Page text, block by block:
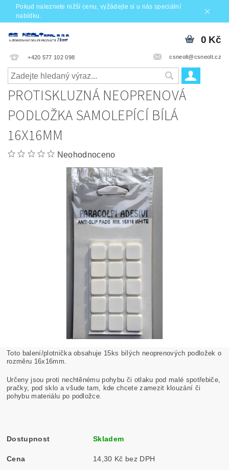
Pokud naleznete nižší cenu, vyžádejte si u nás speciální
nabídku.
+420 577 102 098 csneolt@csneolt.cz
0 Kč
PROTISKLUZNÁ NEOPRENOVÁ
PODLOŽKA SAMOLEPÍCÍ BÍLÁ
16X16MM
Neohodnoceno
Toto balení/plotnička obsahuje 15ks bílých neoprenových podložek o
rozměru 16x16mm.
Určeny jsou proti nechtěnému pohybu či otlaku pod malé spotřebiče,
pračky, pod sklo a všude tam, kde chcete zamezit klouzání či
pohybu materiálu po podložce.
Dostupnost Skladem
Cena 14,30 Kč bez DPH